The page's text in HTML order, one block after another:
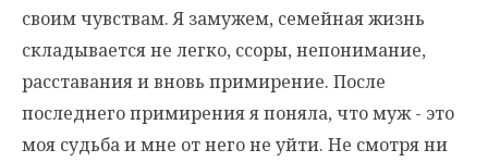
своим чувствам. Я замужем, семейная жизнь
складывается не легко, ссоры, непонимание,
расставания и вновь примирение. После
последнего примирения я поняла, что муж - это
моя судьба и мне от него не уйти. Не смотря ни